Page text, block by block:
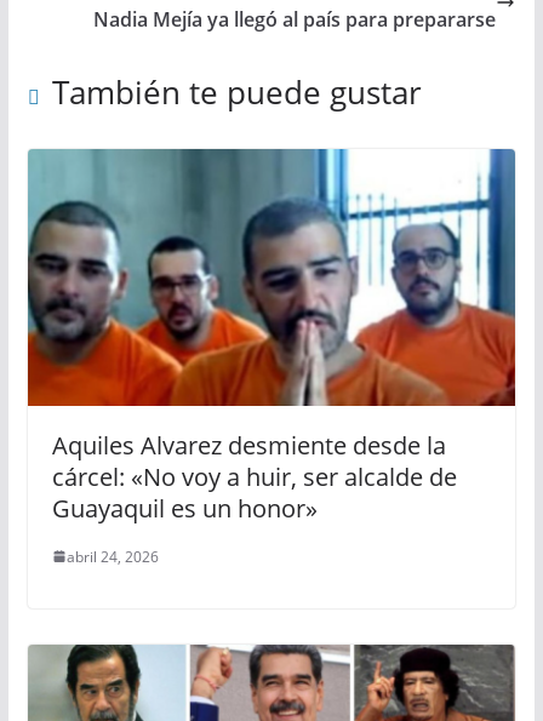
Nadia Mejía ya llegó al país para prepararse
También te puede gustar
Aquiles Alvarez desmiente desde la
cárcel: «No voy a huir, ser alcalde de
Guayaquil es un honor»
abril 24, 2026